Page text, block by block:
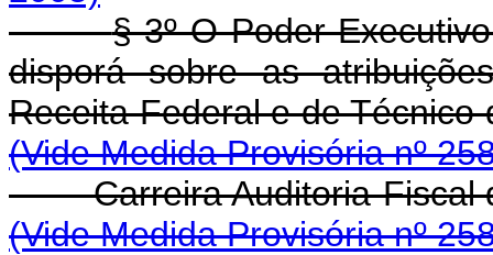
§ 3º O Poder
disporá sobre as
Receita Federal e de
(Vide Medida Provisória nº
Carreira Auditoria-
(Vide Medida Provisória nº